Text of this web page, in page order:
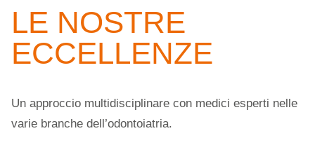
LE NOSTRE
ECCELLENZE
Un approccio multidisciplinare con medici esperti nelle
varie branche dell’odontoiatria.